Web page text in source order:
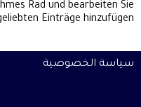
Rad und bearbeiten Sie
Einträge hinzufügen.
سياسة الخصوصية